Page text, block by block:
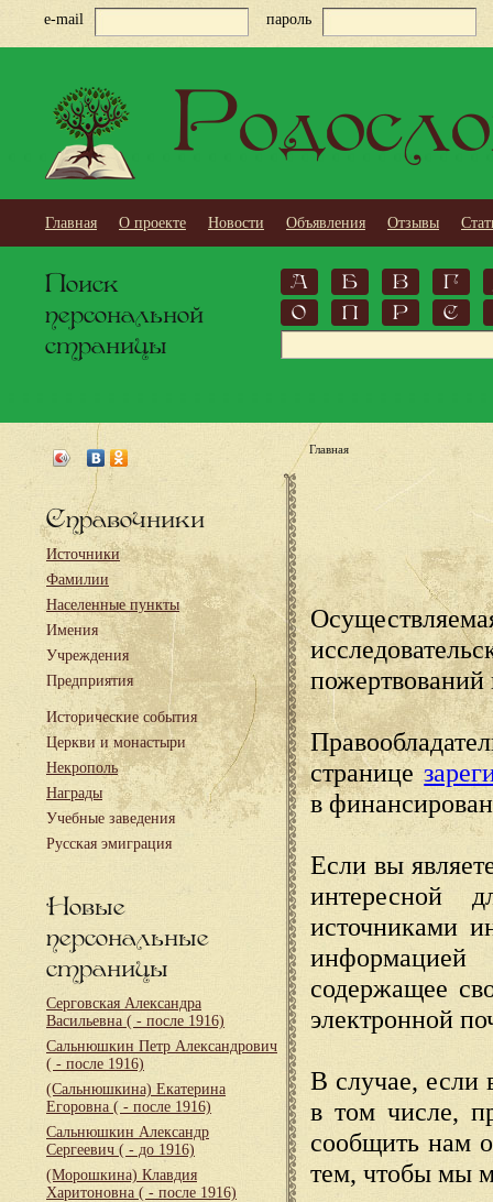
e-mail пароль
Главная О проекте Новости Объявления Отзывы
Поиск
персональной
страницы
А Б В
Г
О
П Р С
Справочники
Источники
Фамилии
Населенные пункты
Имения
Учреждения
Предприятия
Исторические события
Церкви и монастыри
Некрополь
Награды
Учебные заведения
Русская эмиграция
Новые
персональные
страницы
Серговская Александра
Васильевна ( - после 1916)
Сальнюшкин Петр Александрович
( - после 1916)
(Сальнюшкина) Екатерина
Егоровна ( - после 1916)
Сальнюшкин Александр
Сергеевич ( - до 1916)
(Морошкина) Клавдия
Харитоновна ( - после 1916)
Главная
пожертвований
странице
в
Если вы
интересной
источниками
содержащее
электронной
В случае, если
в том числе,
сообщить нам
тем, чтобы мы